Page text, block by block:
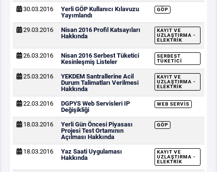
30.03.2016
Yerli GÖP Kullanıcı Kılavuzu
Yayımlandı
GÖP
29.03.2016
Nisan 2016 Profil Katsayıları
Hakkında
KAYIT VE
UZLAŞTIRMA -
ELEKTRIK
26.03.2016
Nisan 2016 Serbest Tüketici
Kesinleşmiş Listeler
SERBEST
TÜKETICI
25.03.2016
YEKDEM Santrallerine Acil
Durum Talimatları Verilmesi
Hakkında
KAYIT VE
UZLAŞTIRMA -
ELEKTRIK
22.03.2016
DGPYS Web Servisleri IP
Değişikliği
WEB SERVIS
18.03.2016
Yerli Gün Öncesi Piyasası
Projesi Test Ortamının
Açılması Hakkında
GÖP
18.03.2016
Yaz Saati Uygulaması
Hakkında
KAYIT VE
UZLAŞTIRMA -
ELEKTRIK